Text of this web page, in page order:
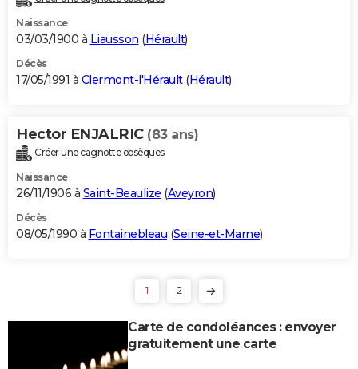
Naissance
03/03/1900 à Liausson (Hérault)
Décès
17/05/1991 à Clermont-l'Hérault(Hérault)
Hector ENJALRIC (83 ans)
Créer une cagnotte obsèques
Naissance
26/11/1906 à Saint-Beaulize (Aveyron)
Décès
08/05/1990 à Fontainebleau (Seine-et-Marne)
1 2
Carte de condoléances : envoyer
gratuitement une carte